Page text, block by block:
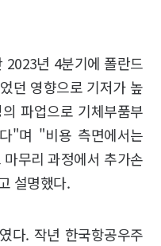
년 4분기에 폴란드
던 영향으로 기저가 높
파업으로 기체부품부
"며 "비용 측면에서는
무리 과정에서 추가손
설명했다.
다. 작년 한국항공우주